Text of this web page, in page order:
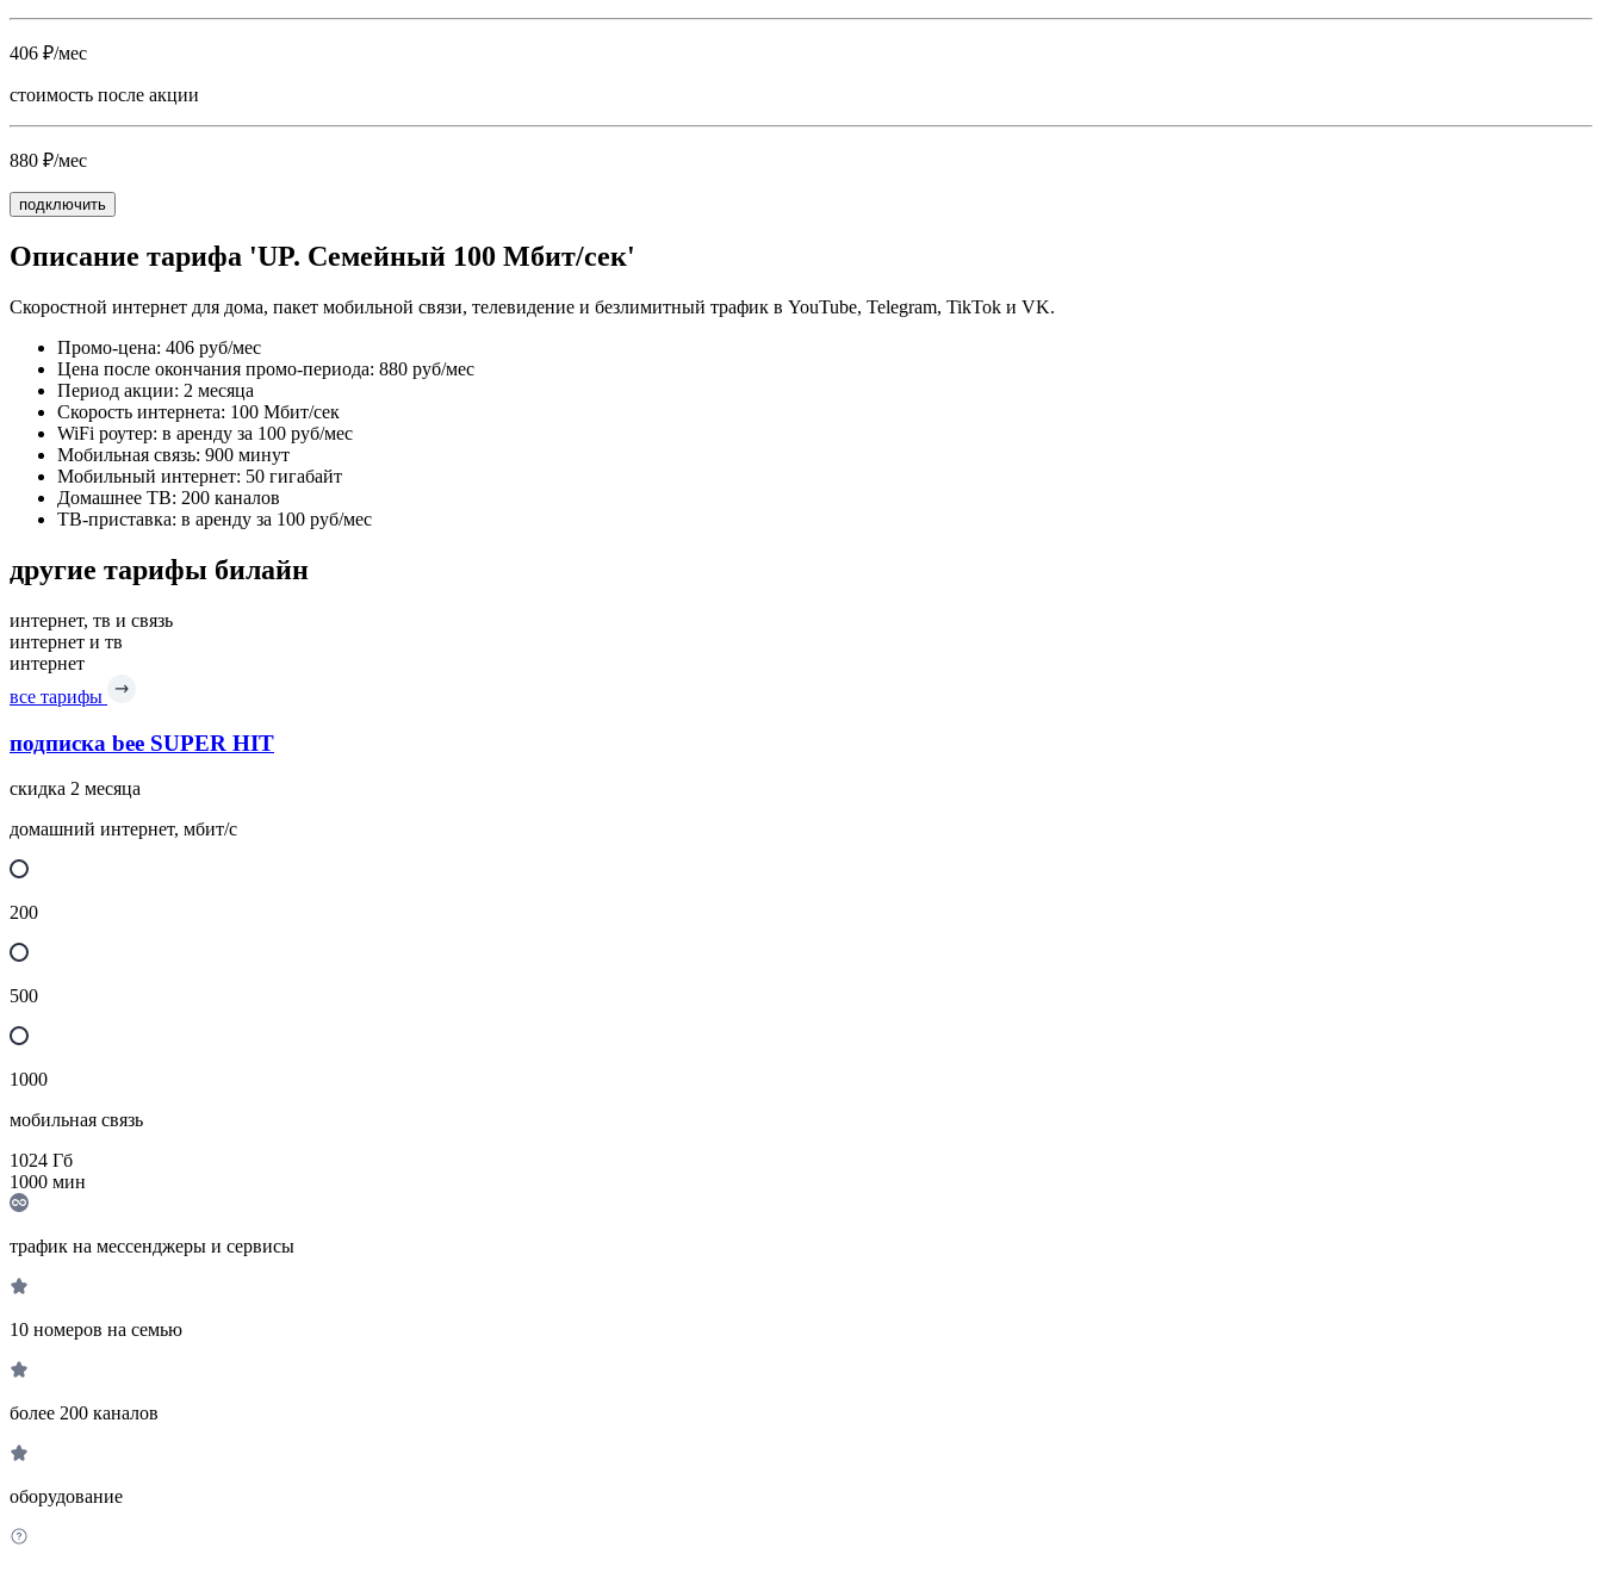
406 ₽/мес
стоимость после акции
880 ₽/мес
подключить
Описание тарифа 'UP. Семейный 100 Мбит/сек'
Скоростной интернет для дома, пакет мобильной связи, телевидение и безлимитный трафик в YouTube, Telegram, TikTok и VK.
Промо-цена: 406 руб/мес
Цена после окончания промо-периода: 880 руб/мес
Период акции: 2 месяца
Скорость интернета: 100 Мбит/сек
WiFi роутер: в аренду за 100 руб/мес
Мобильная связь: 900 минут
Мобильный интернет: 50 гигабайт
Домашнее ТВ: 200 каналов
ТВ-приставка: в аренду за 100 руб/мес
другие тарифы билайн
интернет, тв и связь
интернет и тв
интернет
все тарифы
подписка bee SUPER HIT
скидка 2 месяца
домашний интернет, мбит/с
200
500
1000
мобильная связь
1024 Гб
1000 мин
трафик на мессенджеры и сервисы
10 номеров на семью
более 200 каналов
оборудование